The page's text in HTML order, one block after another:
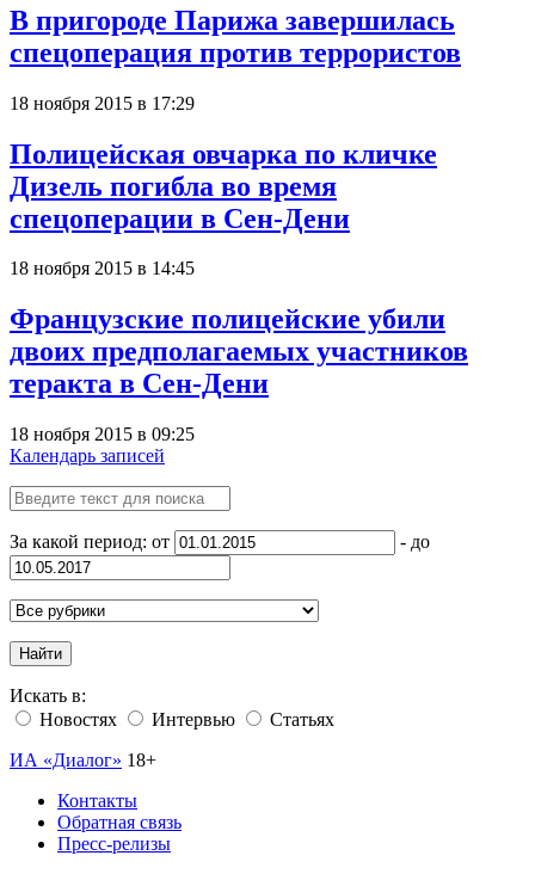
В пригороде Парижа завершилась
спецоперация против террористов
18 ноября 2015 в 17:29
Полицейская овчарка по кличке
Дизель погибла во время
спецоперации в Сен-Дени
18 ноября 2015 в 14:45
Французские полицейские убили
двоих предполагаемых участников
теракта в Сен-Дени
18 ноября 2015 в 09:25
Календарь записей
За какой период: от - до
Найти
Искать в:
Новостях
Интервью
Статьях
ИА «Диалог» 18+
Контакты
Обратная связь
Пресс-релизы